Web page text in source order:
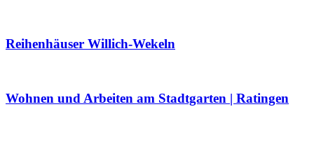
Reihenhäuser Willich-Wekeln
Wohnen und Arbeiten am Stadtgarten | Ratingen